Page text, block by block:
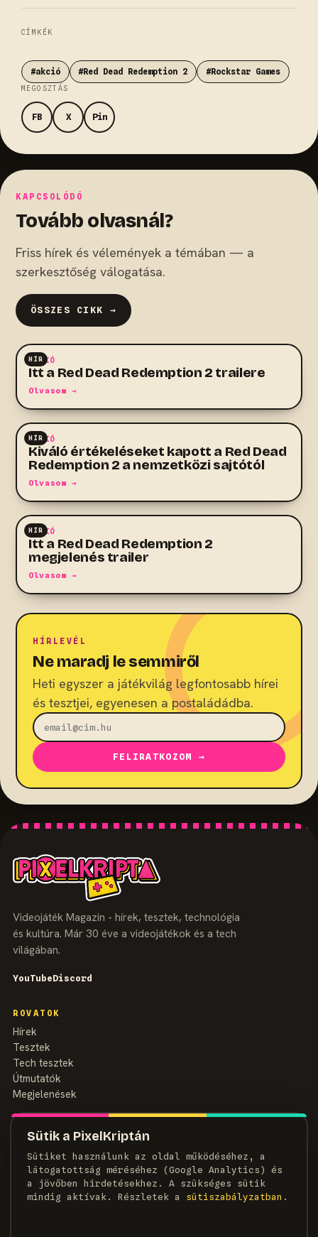
Sütik a PixelKriptán
Sütiket használunk az oldal működéséhez, a
látogatottság méréséhez (Google Analytics) és
a jövőben hirdetésekhez. A szükséges sütik
mindig aktívak. Részletek a
süti­szabályzatban .
CÍMKÉK
#akció #Red Dead Redemption 2 #Rockstar Games
MEGOSZTÁS
FB X Pin
KAPCSOLÓDÓ
Tovább olvasnál?
Friss hírek és vélemények a témában — a
szerkesztőség válogatása.
ÖSSZES CIKK →
HÍR
AKCIÓ
Itt a Red Dead Redemption 2 trailere
Olvasom →
HÍR
AKCIÓ
Kiváló értékeléseket kapott a Red Dead
Redemption 2 a nemzetközi sajtótól
Olvasom →
HÍR
AKCIÓ
Itt a Red Dead Redemption 2
megjelenés trailer
Olvasom →
HÍRLEVÉL
Ne maradj le semmiről
Heti egyszer a játékvilág legfontosabb hírei
és tesztjei, egyenesen a postaládádba.
FELIRATKOZOM →
Videojáték Magazin - hírek, tesztek, technológia
és kultúra. Már 30 éve a videojátékok és a tech
világában.
YouTubeDiscord
ROVATOK
Hírek
Tesztek
Tech tesztek
Útmutatók
Megjelenések
MAGAZIN
Szerzők
Médiaajánlat
Kapcsolat